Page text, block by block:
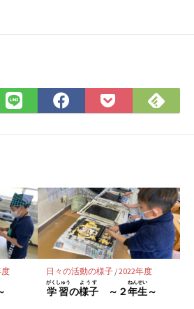
LINE
ア
Facebook
ア
Pocket
Feedly
度 日々の活動の様子/2022年度
学習
がくしゅう
の様子
ようす
～２年生
ねんせい
～